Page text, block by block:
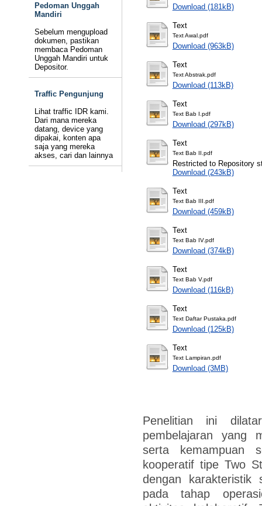
Pedoman Unggah
Mandiri
Sebelum mengupload
dokumen, pastikan
membaca Pedoman
Unggah Mandiri untuk
Depositor.
Traffic Pengunjung
Lihat traffic IDR kami.
Dari mana mereka
datang, device yang
dipakai, konten apa
saja yang mereka
akses, cari dan lainnya
Download (181kB)
Text
Text Awal.pdf
Download (963kB)
Text
Text Abstrak.pdf
Download (113kB)
Text
Text Bab I.pdf
Download (297kB)
Text
Text Bab II.pdf
Restricted to Repository
Download (243kB)
Text
Text Bab III.pdf
Download (459kB)
Text
Text Bab IV.pdf
Download (374kB)
Text
Text Bab V.pdf
Download (116kB)
Text
Text Daftar Pustaka.pdf
Download (125kB)
Text
Text Lampiran.pdf
Download (3MB)
Penelitian ini
pembelajaran yang
serta kemampuan
kooperatif tipe Two
dengan karakteristik
pada tahap